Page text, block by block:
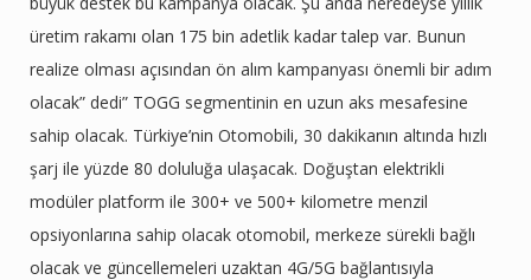
üretim rakamı olan 175 bin adetlik kadar talep var. Bunun
realize olması açısından ön alım kampanyası önemli bir adım
olacak” dedi” TOGG segmentinin en uzun aks mesafesine
sahip olacak. Türkiye’nin Otomobili, 30 dakikanın altında hızlı
şarj ile yüzde 80 doluluğa ulaşacak. Doğuştan elektrikli
modüler platform ile 300+ ve 500+ kilometre menzil
opsiyonlarına sahip olacak otomobil, merkeze sürekli bağlı
olacak ve güncellemeleri uzaktan 4G/5G bağlantısıyla